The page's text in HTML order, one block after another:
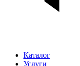
Каталог
Услуги